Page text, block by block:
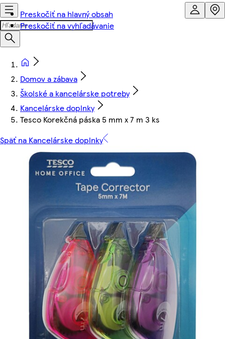
Preskočiť na hlavný obsah
Preskočiť na vyhľadávanie
Domov a zábava
Školské a kancelárske potreby
Kancelárske doplnky
Tesco Korekčná páska 5 mm x 7 m 3 ks
Späť na Kancelárske doplnky